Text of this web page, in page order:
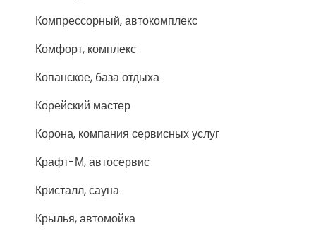
Компрессорный, автокомплекс
Комфорт, комплекс
Копанское, база отдыха
Корейский мастер
Корона, компания сервисных услуг
Крафт-М, автосервис
Кристалл, сауна
Крылья, автомойка